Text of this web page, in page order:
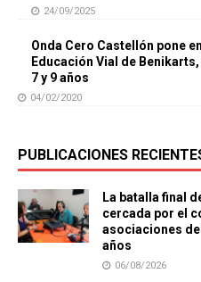
24/09/2025
Onda Cero Castellón pone
Educación Vial de
7 y 9 años
04/02/2020
PUBLICACIONES
La batalla final
cercada por el
asociaciones
años
06/08/2026